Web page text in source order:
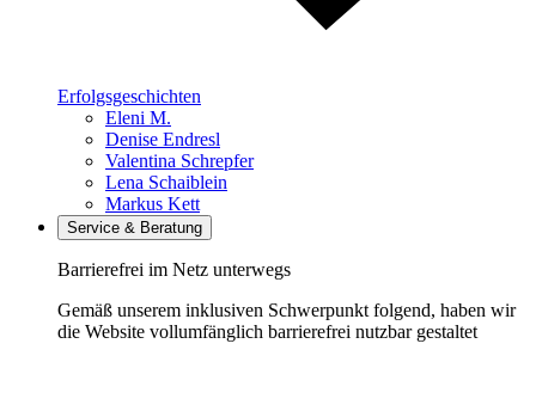
Erfolgsgeschichten
Eleni M.
Denise Endresl
Valentina Schrepfer
Lena Schaiblein
Markus Kett
Service & Beratung
Barrierefrei im Netz unterwegs
Gemäß unserem inklusiven Schwerpunkt folgend, haben wir
die Website vollumfänglich barrierefrei nutzbar gestaltet